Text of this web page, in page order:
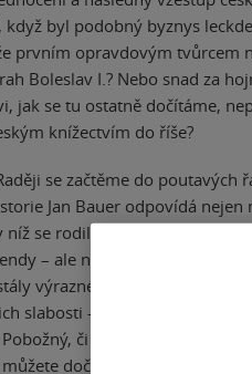
byl podobný byznys
prvním opravdovým tvůrcem
Boleslav I.? Nebo snad za
jak se tu ostatně dočítáme,
knížectvím do říše?
se začtěme do poutavých
Jan Bauer odpovídá nejen
se rodil náš stát. Těžce,
– ale na rozdíl od jiných
výrazné osobnosti, které
slabosti – ať už se jedná o
či skutečně svatého
dočíst třeba i o tom, že